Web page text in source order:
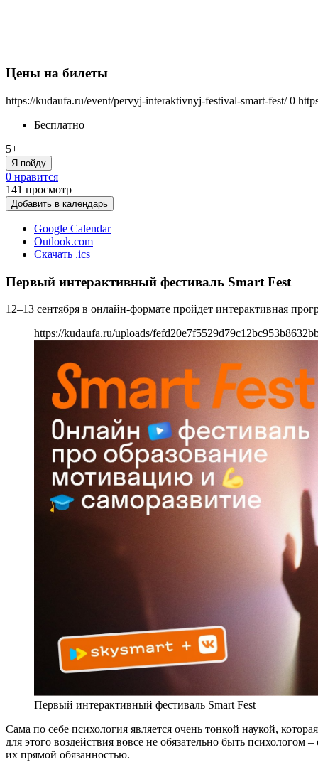
Цены на билеты
https://kudaufa.ru/event/pervyj-interaktivnyj-festival-smart-fest/ 0
Бесплатно
5+
Я пойду
0 нравится
141 просмотр
Добавить в календарь
Google Calendar
Outlook.com
Скачать .ics
Первый интерактивный фестиваль Smart Fest
12–13 сентября в онлайн-формате пройдет интерактивная
https://kudaufa.ru/uploads/
Первый интерактивный фестиваль Smart Fest
Сама по себе психология является очень тонкой наукой,
для этого воздействия вовсе не обязательно быть
их прямой обязанностью.